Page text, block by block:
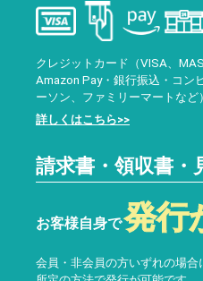
クレジットカード（VISA、
Amazon Pay・銀行振込・コン
ーソン、ファミリーマートなど
詳しくはこちら>>
請求書・領収書・
お客様自身で発行
会員・非会員の方いずれの場合